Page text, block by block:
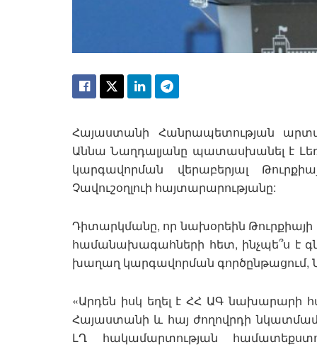
Հայաստանի Հանրապետության
Աննա Նաղդալյանը պատասխանել է
կարգավորման վերաբերյալ
Չավուշօղլուի հայտարարությանը:
Դիտարկմանը, որ նախօրեին
համանախագահների հետ, ինչպե՞ս է
խաղաղ կարգավորման
«Արդեն իսկ եղել է ՀՀ ԱԳ
Հայաստանի և հայ ժողովրդի
ԼՂ հակամարտության